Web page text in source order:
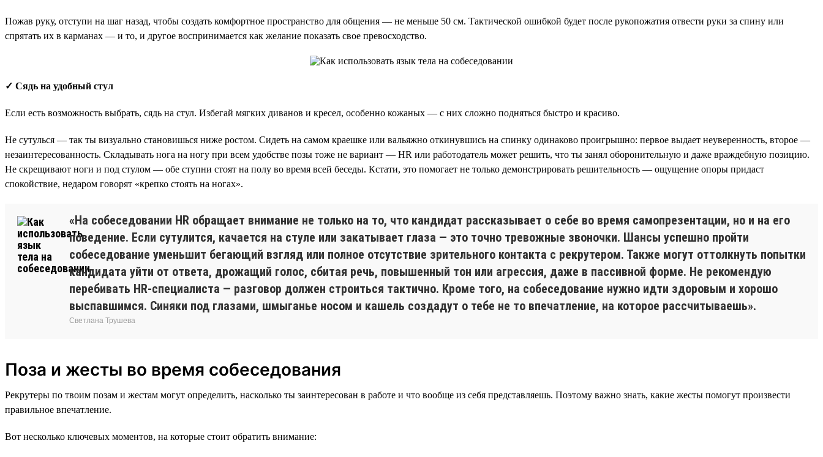
Пожав руку, отступи на шаг назад, чтобы создать комфортное пространство для общения — не меньше 50 см. Тактической ошибкой будет после рукопожатия отвести руки за спину или
спрятать их в карманах — и то, и другое воспринимается как желание показать свое превосходство.
✓ Сядь на удобный стул
Если есть возможность выбрать, сядь на стул. Избегай мягких диванов и кресел, особенно кожаных — с них сложно подняться быстро и красиво.
Не сутулься — так ты визуально становишься ниже ростом. Сидеть на самом краешке или вальяжно откинувшись на спинку одинаково проигрышно: первое выдает неуверенность, второе —
незаинтересованность. Складывать нога на ногу при всем удобстве позы тоже не вариант — HR или работодатель может решить, что ты занял оборонительную и даже враждебную позицию.
Не скрещивают ноги и под стулом — обе ступни стоят на полу во время всей беседы. Кстати, это помогает не только демонстрировать решительность — ощущение опоры придаст
спокойствие, недаром говорят «крепко стоять на ногах».
«На собеседовании HR обращает внимание не только на то, что кандидат рассказывает о себе во время самопрезентации, но и на его
поведение. Если сутулится, качается на стуле или закатывает глаза — это точно тревожные звоночки. Шансы успешно пройти
собеседование уменьшит бегающий взгляд или полное отсутствие зрительного контакта с рекрутером. Также могут оттолкнуть попытки
кандидата уйти от ответа, дрожащий голос, сбитая речь, повышенный тон или агрессия, даже в пассивной форме. Не рекомендую
перебивать HR-специалиста — разговор должен строиться тактично. Кроме того, на собеседование нужно идти здоровым и хорошо
выспавшимся. Синяки под глазами, шмыганье носом и кашель создадут о тебе не то впечатление, на которое рассчитываешь».
Светлана Трушева
Поза и жесты во время собеседования
Рекрутеры по твоим позам и жестам могут определить, насколько ты заинтересован в работе и что вообще из себя представляешь. Поэтому важно знать, какие жесты помогут произвести
правильное впечатление.
Вот несколько ключевых моментов, на которые стоит обратить внимание: